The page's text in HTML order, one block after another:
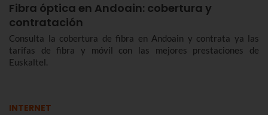
Fibra óptica en Andoain: cobertura y
contratación
Consulta la cobertura de fibra en Andoain y contrata ya las
tarifas de fibra y móvil con las mejores prestaciones de
Euskaltel.
INTERNET